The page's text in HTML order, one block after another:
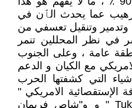
عما يحدث الٱن في
وتدمير وتنقيل تعسفي من
في نظر المحللين تنمر
عامة ، وعلى الجنوب
مع الكيان و الدعم
التي كشفتها الحرب
الإستقصائية الامريكي "
توكر كارلسون "Tuker Carlson " و و"شاص فريمان